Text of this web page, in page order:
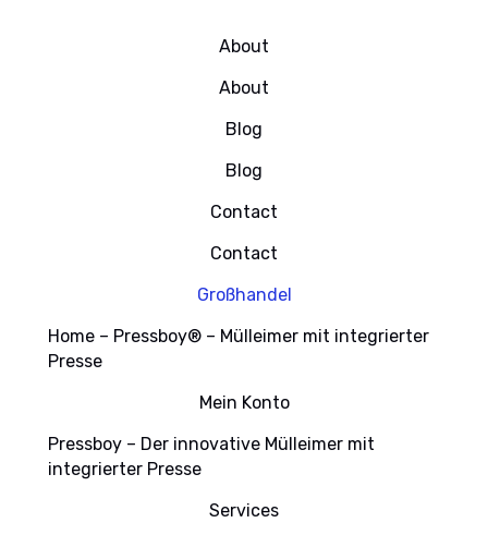
About
About
Blog
Blog
Contact
Contact
Großhandel
Home – Pressboy® – Mülleimer mit integrierter
Presse
Mein Konto
Pressboy – Der innovative Mülleimer mit
integrierter Presse
Services